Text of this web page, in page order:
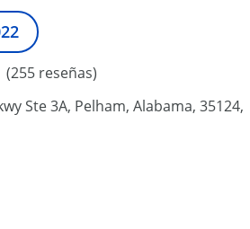
(255 reseñas)
Ste 3A, Pelham, Alabama, 35124,